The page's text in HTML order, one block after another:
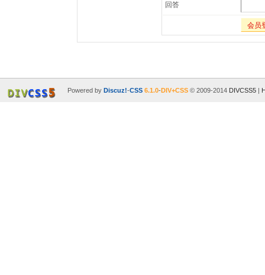
回答
会员
Powered by Discuz!-CSS 6.1.0-DIV+CSS© 2009-2014 DIVCSS5|